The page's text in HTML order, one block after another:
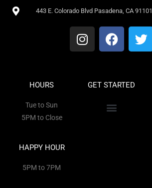
443 E. Colorado Blvd Pasadena, CA 91101
HOURS
Tue to Sun
5PM to Close
HAPPY HOUR
5PM to 7PM
GET STARTED